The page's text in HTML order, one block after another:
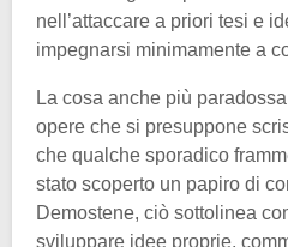
nell’attaccare a priori tesi e
impegnarsi minimamente a
La cosa anche più
opere che si presuppone
che qualche sporadico
stato scoperto un papiro di
Demostene, ciò sottolinea
sviluppare idee proprie,